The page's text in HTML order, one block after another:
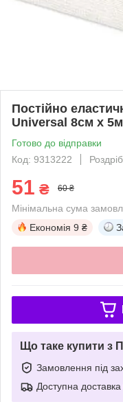
Постійно
Universal 8см х 5м
Готово до відправки
Код: 9313222
Роздріб
51 ₴ 60 ₴
Мінімальна сума
Економія 9 ₴
Що таке купити з
Замовлення під
Доступна доставка